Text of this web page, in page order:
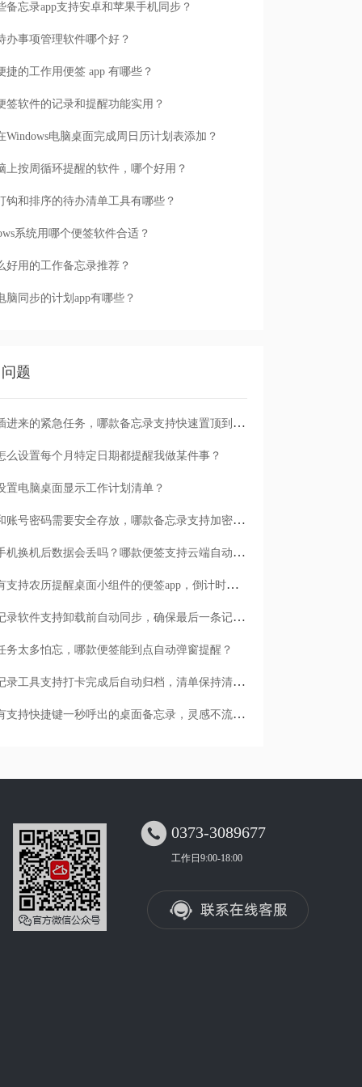
备忘录app支持安卓和苹果手机同步？
办事项管理软件哪个好？
捷的工作用便签 app 有哪些？
签软件的记录和提醒功能实用？
Windows电脑桌面完成周日历计划表添加？
上按周循环提醒的软件，哪个好用？
钩和排序的待办清单工具有哪些？
系统用哪个便签软件合适？
好用的工作备忘录推荐？
脑同步的计划app有哪些？
题
临时插进来的紧急任务，哪款备忘录支持快速置顶到清单首位？
么设置每个月特定日期都提醒我做某件事？
置电脑桌面显示工作计划清单？
日记和账号密码需要安全存放，哪款备忘录支持加密保护？
安卓手机换机后数据会丢吗？哪款便签支持云端自动备份？
有没有支持农历提醒桌面小组件的便签app，倒计时一目了然
哪款记录软件支持卸载前自动同步，确保最后一条记录不丢失？
务太多怕忘，哪款便签能到点自动弹窗提醒？
哪款记录工具支持打卡完成后自动归档，清单保持清爽？
有没有支持快捷键一秒呼出的桌面备忘录，灵感不流失？
 0373-3089677
工作日9:00-18:00